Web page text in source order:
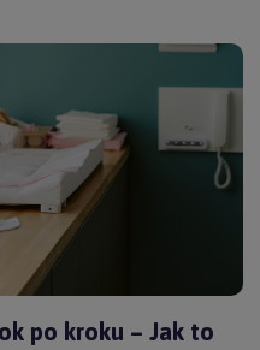
takich jakby ASTRUP,
pewność, że dajesz swojemu
każdego dnia.
po kroku – Jak to